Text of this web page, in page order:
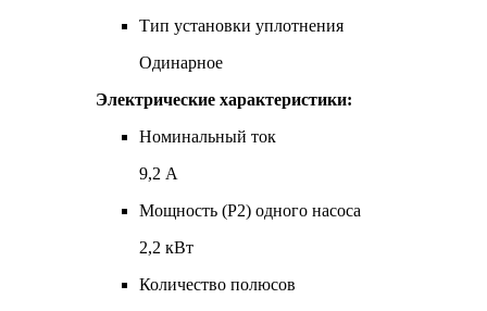
Тип установки уплотнения
Одинарное
Электрические характеристики:
Номинальный ток
9,2 А
Мощность (P2) одного насоса
2,2 кВт
Количество полюсов